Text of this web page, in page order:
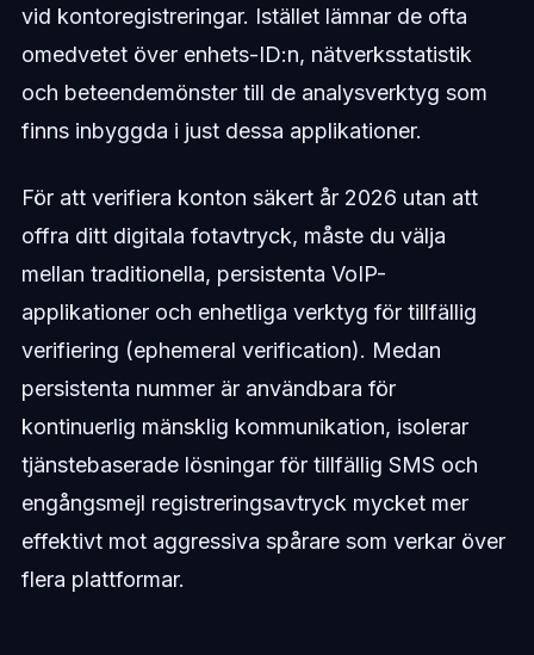
vid kontoregistreringar. Istället lämnar de ofta
omedvetet över enhets-ID:n, nätverksstatistik
och beteendemönster till de analysverktyg som
finns inbyggda i just dessa applikationer.
För att verifiera konton säkert år 2026 utan att
offra ditt digitala fotavtryck, måste du välja
mellan traditionella, persistenta VoIP-
applikationer och enhetliga verktyg för tillfällig
verifiering (ephemeral verification). Medan
persistenta nummer är användbara för
kontinuerlig mänsklig kommunikation, isolerar
tjänstebaserade lösningar för tillfällig SMS och
engångsmejl registreringsavtryck mycket mer
effektivt mot aggressiva spårare som verkar över
flera plattformar.